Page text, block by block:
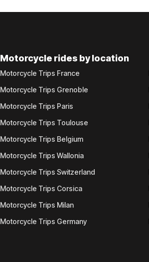
Motorcycle rides by location
Motorcycle Trips France
Motorcycle Trips Grenoble
Motorcycle Trips Paris
Motorcycle Trips Toulouse
Motorcycle Trips Belgium
Motorcycle Trips Wallonia
Motorcycle Trips Switzerland
Motorcycle Trips Corsica
Motorcycle Trips Milan
Motorcycle Trips Germany